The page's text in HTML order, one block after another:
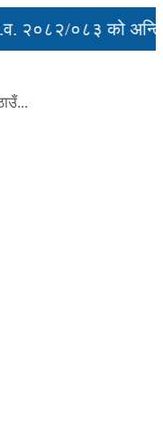
२०८२/०८३ को अन्तिम